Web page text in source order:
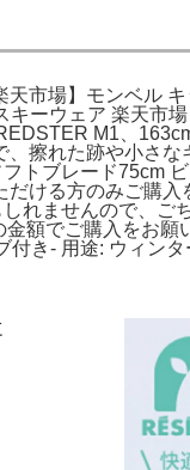
市場】モンベル
ーウェア 楽天
M1、
擦れた跡や小さ
トブレード75cm
ける方のみご購
れませんので、
額でご購入をお
き- 用途: ウィンタ